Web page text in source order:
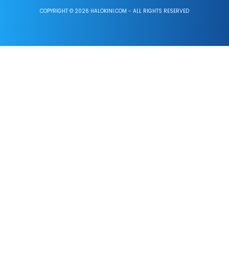
COPYRIGHT © 2026 HALOKINI.COM - ALL RIGHTS RESERVED